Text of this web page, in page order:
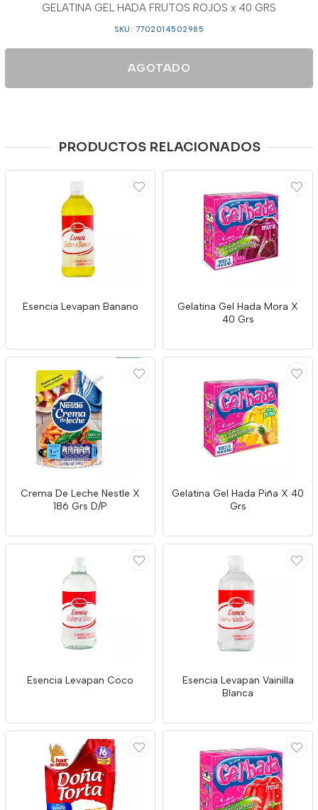
GELATINA GEL HADA FRUTOS ROJOS x 40 GRS
SKU: 7702014502985
AGOTADO
PRODUCTOS RELACIONADOS
Esencia Levapan Banano
Gelatina Gel Hada Mora X
40 Grs
Crema De Leche Nestle X
186 Grs D/P
Gelatina Gel Hada Piña X 40
Grs
Esencia Levapan Coco
Esencia Levapan Vainilla
Blanca